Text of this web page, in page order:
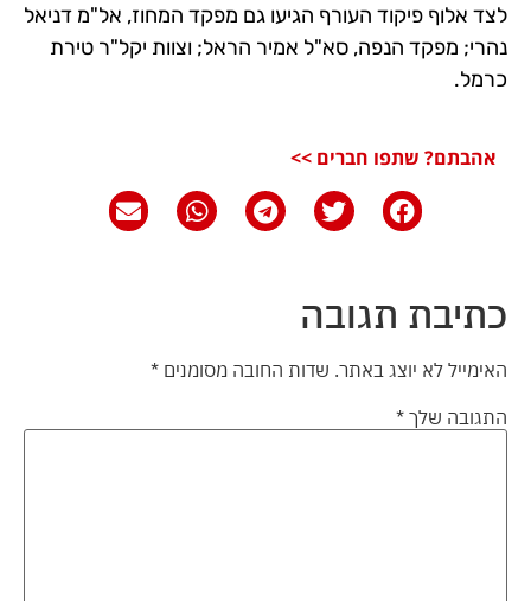
לצד אלוף פיקוד העורף הגיעו גם מפקד המחוז, אל"מ דניאל
נהרי; מפקד הנפה, סא"ל אמיר הראל; וצוות יקל"ר טירת
כרמל.
אהבתם? שתפו חברים >>
כתיבת תגובה
האימייל לא יוצג באתר. שדות החובה מסומנים *
התגובה שלך *